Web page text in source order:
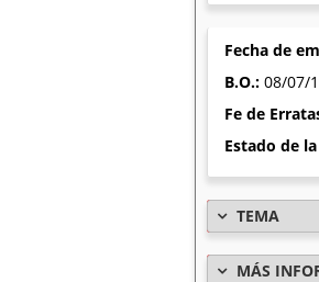
Fecha de
B.O.: 08/07/
Fe de
Estado de
TEMA
MÁS